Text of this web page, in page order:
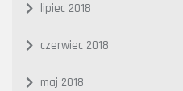
lipiec 2018
czerwiec 2018
maj 2018